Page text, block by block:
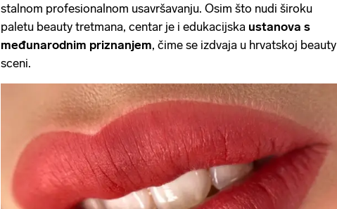
stalnom profesionalnom usavršavanju. Osim što nudi široku
paletu beauty tretmana, centar je i edukacijska ustanova s
međunarodnim priznanjem, čime se izdvaja u hrvatskoj beauty
sceni.